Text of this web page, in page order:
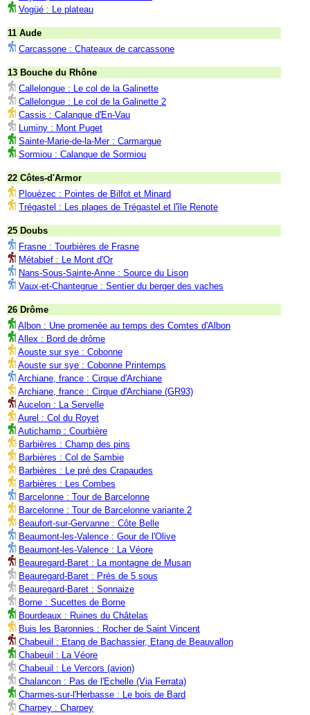
Vogüé : Le plateau
11 Aude
Carcassone : Chateaux de carcassone
13 Bouche du Rhône
Callelongue : Le col de la Galinette
Callelongue : Le col de la Galinette 2
Cassis : Calanque d'En-Vau
Luminy : Mont Puget
Sainte-Marie-de-la-Mer : Carmargue
Sormiou : Calanque de Sormiou
22 Côtes-d'Armor
Plouézec : Pointes de Bilfot et Minard
Trégastel : Les plages de Trégastel et l'île Renote
25 Doubs
Frasne : Tourbières de Frasne
Métabief : Le Mont d'Or
Nans-Sous-Sainte-Anne : Source du Lison
Vaux-et-Chantegrue : Sentier du berger des vaches
26 Drôme
Albon : Une promenée au temps des Comtes d'Albon
Allex : Bord de drôme
Aouste sur sye : Cobonne
Aouste sur sye : Cobonne Printemps
Archiane, france : Cirque d'Archiane
Archiane, france : Cirque d'Archiane (GR93)
Aucelon : La Servelle
Aurel : Col du Royet
Autichamp : Courbière
Barbières : Champ des pins
Barbières : Col de Sambie
Barbières : Le pré des Crapaudes
Barbières : Les Combes
Barcelonne : Tour de Barcelonne
Barcelonne : Tour de Barcelonne variante 2
Beaufort-sur-Gervanne : Côte Belle
Beaumont-les-Valence : Gour de l'Olive
Beaumont-les-Valence : La Véore
Beauregard-Baret : La montagne de Musan
Beauregard-Baret : Près de 5 sous
Beauregard-Baret : Sonnaize
Borne : Sucettes de Borne
Bourdeaux : Ruines du Châtelas
Buis les Baronnies : Rocher de Saint Vincent
Chabeuil : Etang de Bachassier, Etang de Beauvallon
Chabeuil : La Véore
Chabeuil : Le Vercors (avion)
Chalancon : Pas de l'Echelle (Via Ferrata)
Charmes-sur-l'Herbasse : Le bois de Bard
Charpey : Charpey